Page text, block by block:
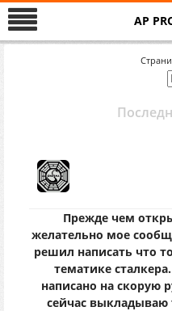
AP
Прежде чем
желательно мое
решил написать что
тематике
написано на скорую
сейчас выкладываю